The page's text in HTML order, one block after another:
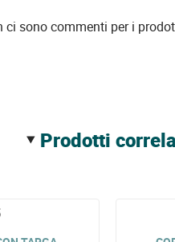
ci sono commenti per i
prodotti